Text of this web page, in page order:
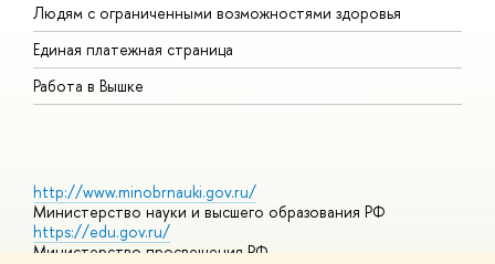
Людям с ограниченными возможностями здоровья
Единая платежная страница
Работа в Вышке
http://www.minobrnauki.gov.ru/
Министерство науки и высшего образования РФ
https://edu.gov.ru/
Министерство просвещения РФ